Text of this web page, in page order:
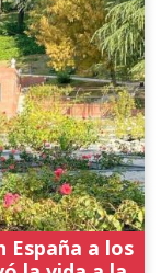
España a los